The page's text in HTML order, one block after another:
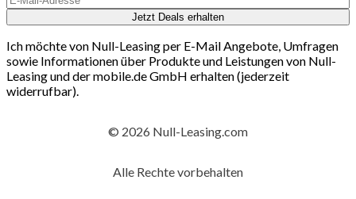
Jetzt Deals erhalten
Ich möchte von Null-Leasing per E-Mail Angebote, Umfragen
sowie Informationen über Produkte und Leistungen von Null-
Leasing und der mobile.de GmbH erhalten (jederzeit
widerrufbar).
© 2026 Null-Leasing.com
Alle Rechte vorbehalten